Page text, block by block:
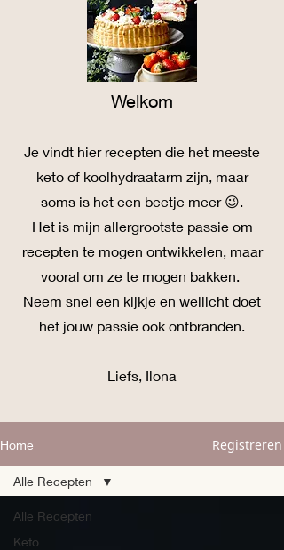
Welkom
Je vindt hier recepten die het meeste
keto of koolhydraatarm zijn, maar
soms is het een beetje meer 😉.
Het is mijn allergrootste passie om
recepten te mogen ontwikkelen, maar
vooral om ze te mogen bakken.
Neem snel een kijkje en wellicht doet
het jouw passie ook ontbranden.
Liefs, Ilona
Home Registreren
Alle Recepten
Keto
Alle Recepten